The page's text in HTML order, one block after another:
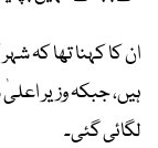
ان کا کہنا تھا کہ
ہیں، جبکہ وزیر
لگائی گئی۔